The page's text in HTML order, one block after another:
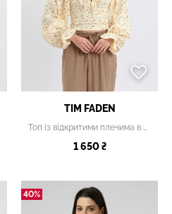
TIM FADEN
Топ із відкритими плечима в принт
1 650 ₴
40%